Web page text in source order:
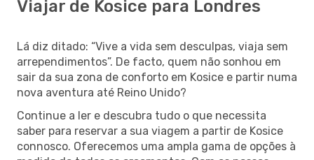
Viajar de Kosice para Londres
Lá diz ditado: “Vive a vida sem desculpas, viaja sem
arrependimentos”. De facto, quem não sonhou em
sair da sua zona de conforto em Kosice e partir numa
nova aventura até Reino Unido?
Continue a ler e descubra tudo o que necessita
saber para reservar a sua viagem a partir de Kosice
connosco. Oferecemos uma ampla gama de opções à